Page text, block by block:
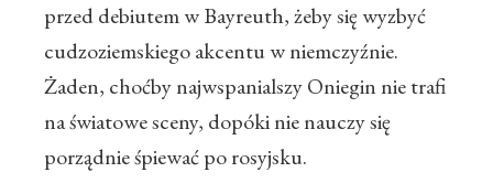
przed debiutem w Bayreuth, żeby się wyzbyć
cudzoziemskiego akcentu w niemczyźnie.
Żaden, choćby najwspanialszy Oniegin nie trafi
na światowe sceny, dopóki nie nauczy się
porządnie śpiewać po rosyjsku.